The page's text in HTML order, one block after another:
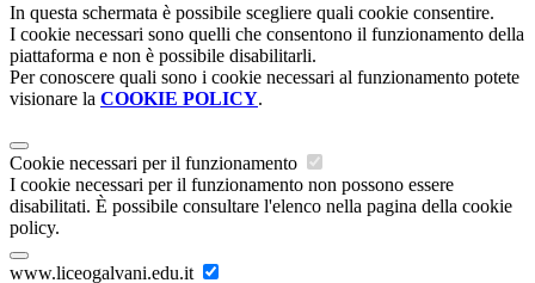
In questa schermata è possibile scegliere quali cookie consentire.
I cookie necessari sono quelli che consentono il funzionamento della
piattaforma e non è possibile disabilitarli.
Per conoscere quali sono i cookie necessari al funzionamento potete
visionare la COOKIE POLICY.
Cookie necessari per il funzionamento
I cookie necessari per il funzionamento non possono essere
disabilitati. È possibile consultare l'elenco nella pagina della cookie
policy.
www.liceogalvani.edu.it